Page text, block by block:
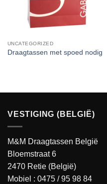
UNCATEGORIZED
Draagtassen met spoed nodig
VESTIGING (BELGIË)
M&M Draagtassen België
Bloemstraat 6
2470 Retie (België)
Mobiel : 0475 / 95 98 84